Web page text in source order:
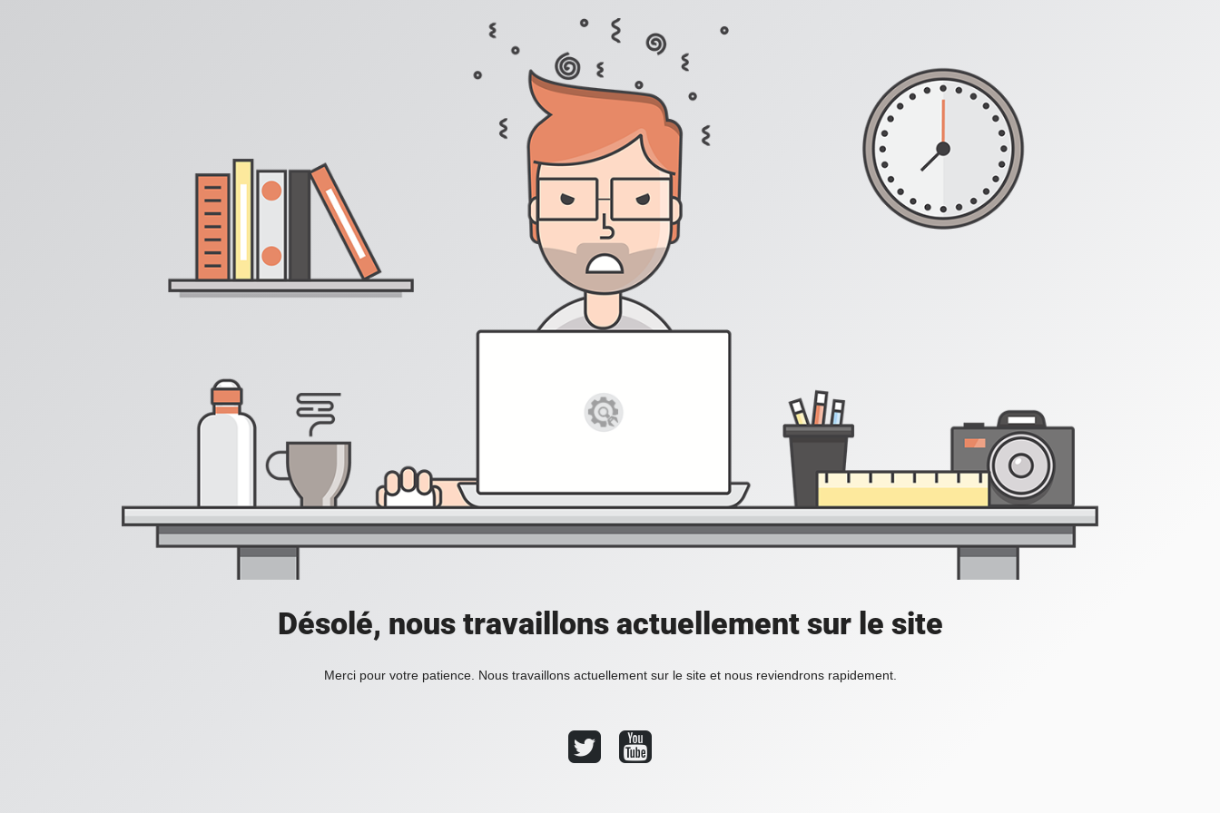
Désolé, nous travaillons actuellement sur le site
Merci pour votre patience. Nous travaillons actuellement sur le site et nous reviendrons rapidement.